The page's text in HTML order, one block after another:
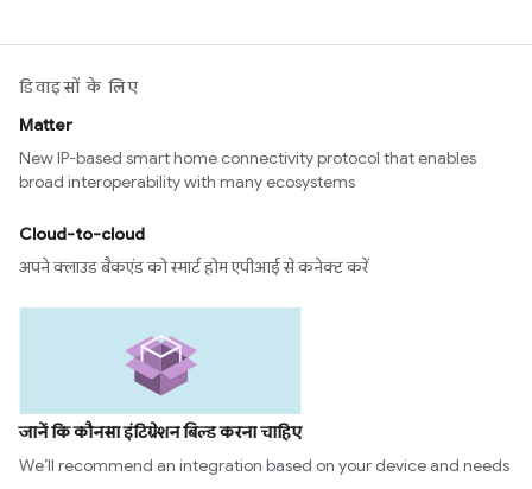
डिवाइसों के लिए
Matter
New IP-based smart home connectivity protocol that enables
broad interoperability with many ecosystems
Cloud-to-cloud
अपने क्लाउड बैकएंड को स्मार्ट होम एपीआई से कनेक्ट करें
जानें कि कौनसा इंटिग्रेशन बिल्ड करना चाहिए
We’ll recommend an integration based on your device and needs